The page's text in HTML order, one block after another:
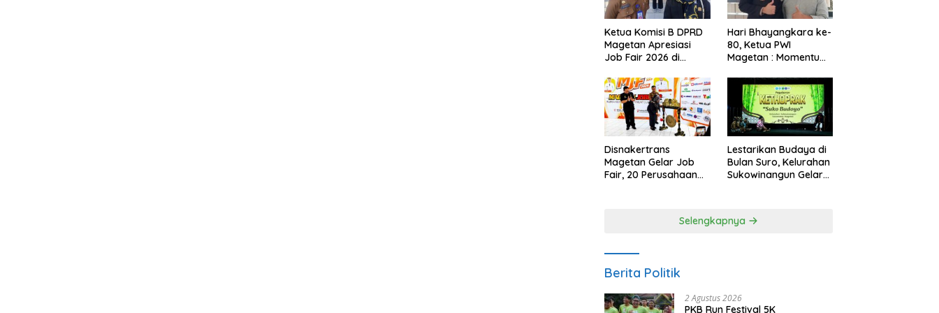
Ketua Komisi B DPRD
Magetan Apresiasi
Job Fair 2026 di
Anggaran
Hari Bhayangkara ke-
80, Ketua PWI
Magetan : Momentum
Kepercayaan Publik
Disnakertrans
Magetan Gelar Job
Fair, 20 Perusahaan
Lestarikan Budaya di
Bulan Suro, Kelurahan
Sukowinangun Gelar
Selengkapnya
Berita Politik
2 Agustus 2026
PKB Run Festival 5K